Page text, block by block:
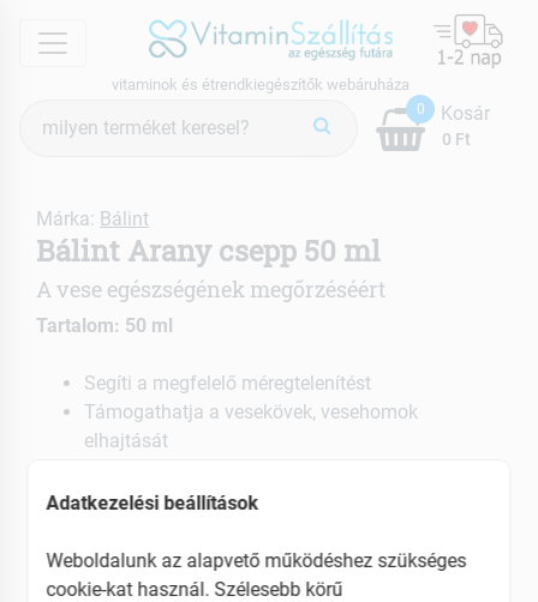
menu
vitaminok és étrendkiegészítők webáruháza
keresés
0
0 Ft
Kosár
Márka: Bálint
Bálint Arany csepp 50 ml
A vese egészségének megőrzéséért
Tartalom: 50 ml
Segíti a megfelelő méregtelenítést
Támogathatja a vesekövek, vesehomok
elhajtását
EAN: 5999559921018
Adatkezelési beállítások
Weboldalunk az alapvető működéshez szükséges
cookie-kat használ. Szélesebb körű